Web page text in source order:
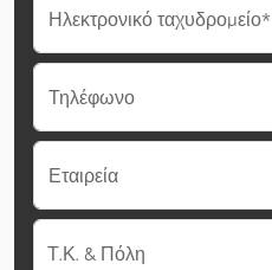
Ηλεκτρονικό ταχυδρομείο*
Τηλέφωνο
Εταιρεία
Τ.Κ. & Πόλη